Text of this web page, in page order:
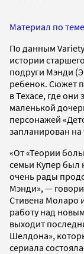
Материал по теме
По данным
истории
подруги Мэнди
ребенок. Сюжет
в Техасе, где
маленькой
персонажей
запланирован на
«От «Теории
семьи Купер был
очень рады
Мэнди», —
Стивена Моларо
работу над
выходит
Шелдона»,
сериала